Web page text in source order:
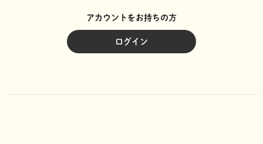
アカウントをお持ちの方
ログイン